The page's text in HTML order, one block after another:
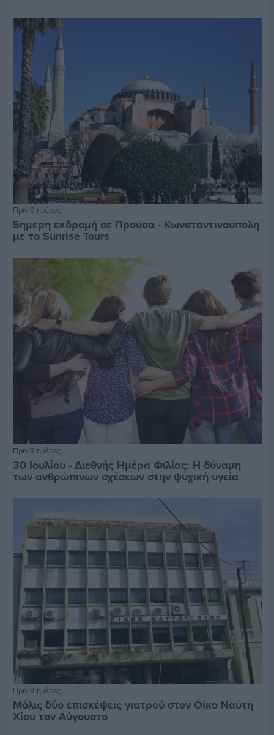
Πριν 9 ημέρες
5ημερη εκδρομή σε Προύσα - Κωνσταντινούπολη
με το Sunrise Tours
Πριν 9 ημέρες
30 Ιουλίου - Διεθνής Ημέρα Φιλίας: Η δύναμη
των ανθρώπινων σχέσεων στην ψυχική υγεία
Πριν 9 ημέρες
Μόλις δύο επισκέψεις γιατρού στον Οίκο Ναύτη
Χίου τον Αύγουστο